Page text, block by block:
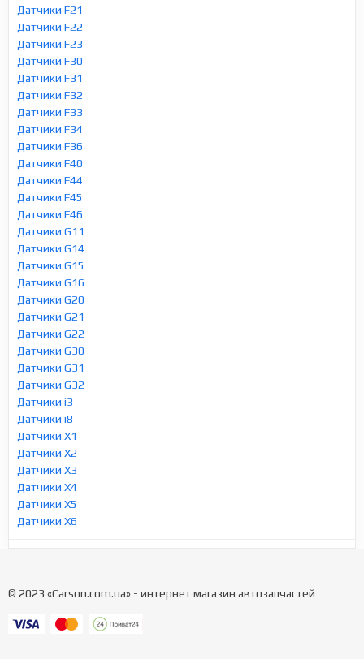
Датчики F21
Датчики F22
Датчики F23
Датчики F30
Датчики F31
Датчики F32
Датчики F33
Датчики F34
Датчики F36
Датчики F40
Датчики F44
Датчики F45
Датчики F46
Датчики G11
Датчики G14
Датчики G15
Датчики G16
Датчики G20
Датчики G21
Датчики G22
Датчики G30
Датчики G31
Датчики G32
Датчики i3
Датчики i8
Датчики X1
Датчики X2
Датчики X3
Датчики X4
Датчики X5
Датчики X6
© 2023 «Carson.com.ua» - интернет магазин автозапчастей